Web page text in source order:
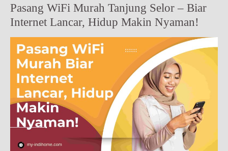
Pasang WiFi Murah Tanjung Selor – Biar
Internet Lancar, Hidup Makin Nyaman!